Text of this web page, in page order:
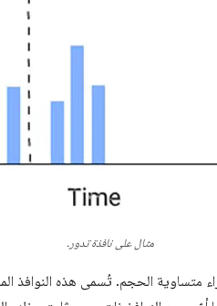
مثال على نافذة تدور.
الحجم. تُسمى هذه النوافذ